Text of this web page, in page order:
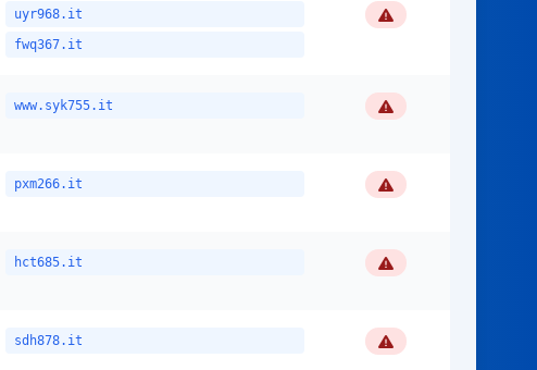
uyr968.it
fwq367.it
Flagged
www.syk755.it Flagged
pxm266.it Flagged
hct685.it Flagged
sdh878.it Flagged